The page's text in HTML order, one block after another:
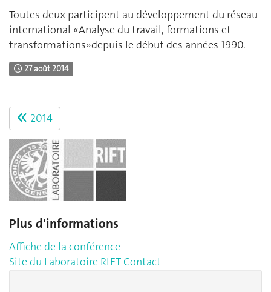
Toutes deux participent au développement du réseau
international «Analyse du travail, formations et
transformations»depuis le début des années 1990.
27 août 2014
2014
Plus d'informations
Affiche de la conférence
Site du Laboratoire RIFT Contact